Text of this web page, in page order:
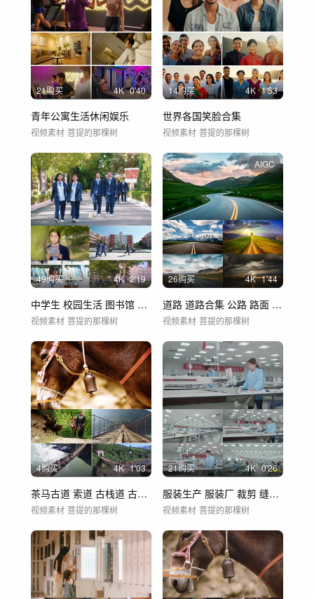
21购买 4K 0'40
青年公寓生活休闲娱乐
视频素材 菩提的那棵树
14购买 4K 1'53
世界各国笑脸合集
视频素材 菩提的那棵树
49购买 4K 2'19
中学生 校园生活 图书馆 学生看书、
视频素材 菩提的那棵树
AIGC
26购买 4K 1'44
道路 道路合集 公路 路面 概念道路
视频素材 菩提的那棵树
4购买 4K 1'03
茶马古道 索道 古栈道 古代索道桥
视频素材 菩提的那棵树
21购买 4K 0'26
服装生产 服装厂 裁剪 缝纫 服装加工
视频素材 菩提的那棵树